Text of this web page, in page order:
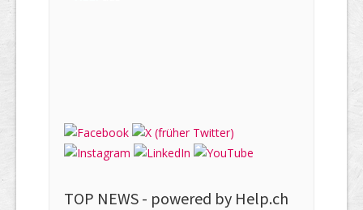
TOP NEWS - powered by Help.ch